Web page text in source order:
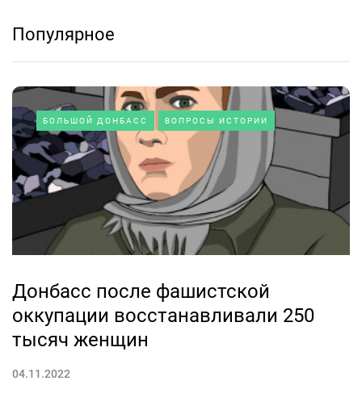
Популярное
БОЛЬШОЙ ДОНБАСС ВОПРОСЫ ИСТОРИИ
Донбасс после фашистской
оккупации восстанавливали 250
тысяч женщин
04.11.2022